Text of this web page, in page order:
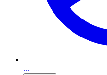
...